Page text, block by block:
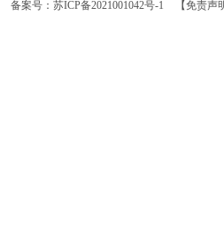
备案号：苏ICP备2021001042号-1 【免责声